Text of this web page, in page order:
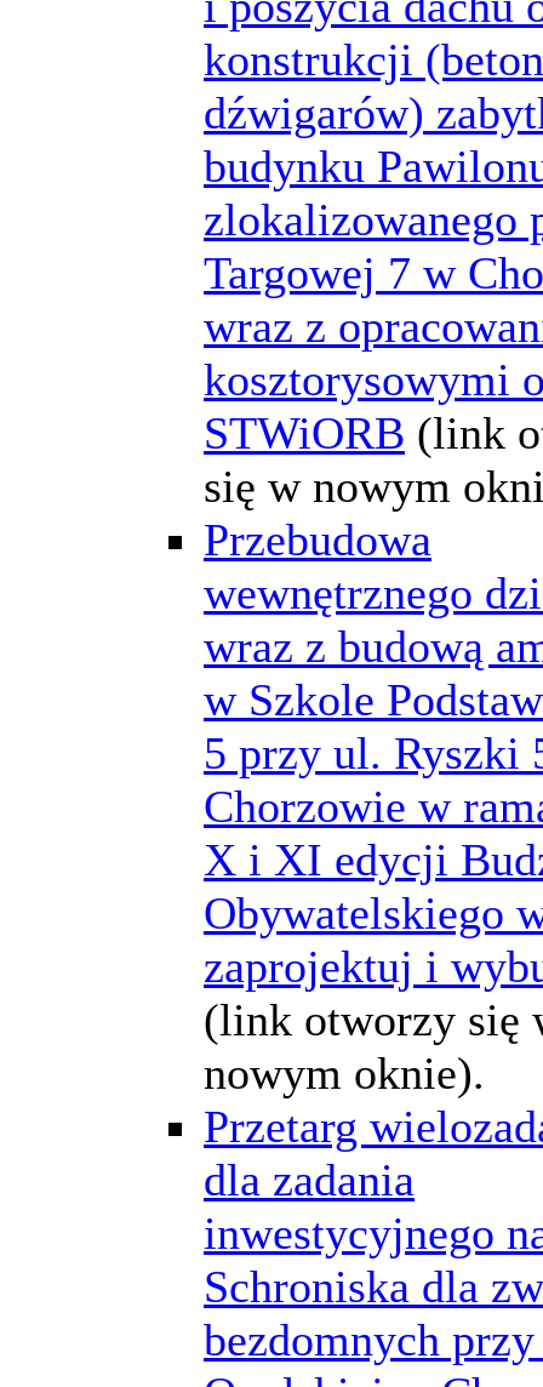
konstrukcji
dźwigarów)
budynku
zlokalizowanego
Targowej 7 w
wraz z
kosztorysowymi
STWiORB (link
się w nowym
Przebudowa
wewnętrznego
wraz z budową
w Szkole
5 przy ul. Ryszki
Chorzowie w
X i XI edycji
Obywatelskiego
zaprojektuj i
(link otworzy się
nowym oknie).
Przetarg
dla zadania
inwestycyjnego
Schroniska dla
bezdomnych